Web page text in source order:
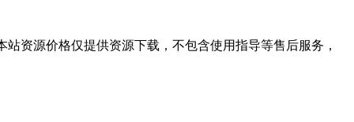
资源价格仅提供资源下载，不包含使用指导等售后服务，